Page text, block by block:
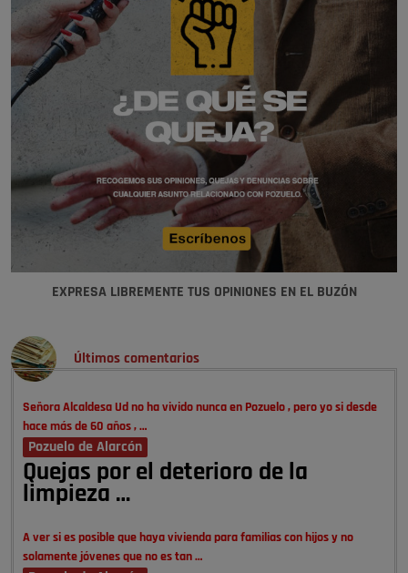
EXPRESA LIBREMENTE TUS OPINIONES EN EL BUZÓN
Últimos comentarios
Señora Alcaldesa Ud no ha vivido nunca en Pozuelo , pero yo si desde
hace más de 60 años , …
Pozuelo de Alarcón
Quejas por el deterioro de la
limpieza …
A ver si es posible que haya vivienda para familias con hijos y no
solamente jóvenes que no es tan …